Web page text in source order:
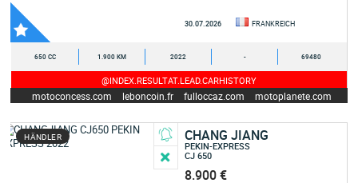
30.07.2026 FRANKREICH
650 CC 1.900 KM 2022 - 69480
@INDEX.RESULTAT.LEAD.CARHISTORY
motoconcess.com leboncoin.fr fulloccaz.com motoplanete.com
HÄNDLER CHANG JIANG
PEKIN-EXPRESS
CJ 650
8.900 €